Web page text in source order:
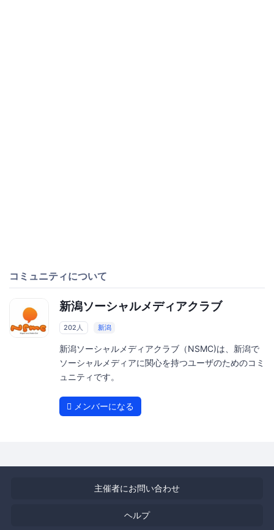
コミュニティについて
新潟ソーシャルメディアクラブ
202人 新潟
新潟ソーシャルメディアクラブ（NSMC)は、新潟で
ソーシャルメディアに関心を持つユーザのためのコミ
ュニティです。
メンバーになる
主催者にお問い合わせ
ヘルプ